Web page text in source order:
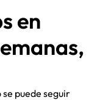
en
puede seguir